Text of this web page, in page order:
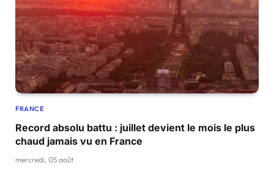
FRANCE
Record absolu battu : juillet devient le mois le plus
chaud jamais vu en France
mercredi, 05 août